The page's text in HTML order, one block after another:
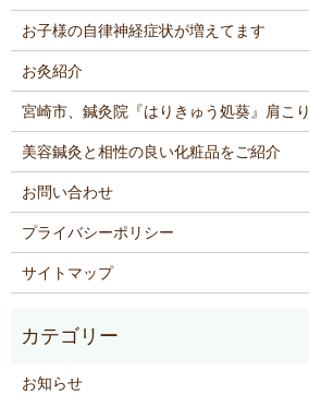
お子様の自律神経症状が増えてます
お灸紹介
宮崎市、鍼灸院『はりきゅう処葵』肩こ
美容鍼灸と相性の良い化粧品をご紹介
お問い合わせ
プライバシーポリシー
サイトマップ
お知らせ